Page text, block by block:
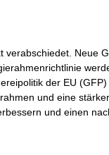
Neue
der EU
und eine
und einen